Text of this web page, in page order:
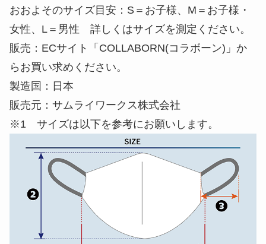
おおよそのサイズ目安：S＝お子様、M＝お子様・
女性、L＝男性 詳しくはサイズを測定ください。
販売：ECサイト「COLLABORN(コラボーン)」か
らお買い求めください。
製造国：日本
販売元：サムライワークス株式会社
※1 サイズは以下を参考にお願いします。